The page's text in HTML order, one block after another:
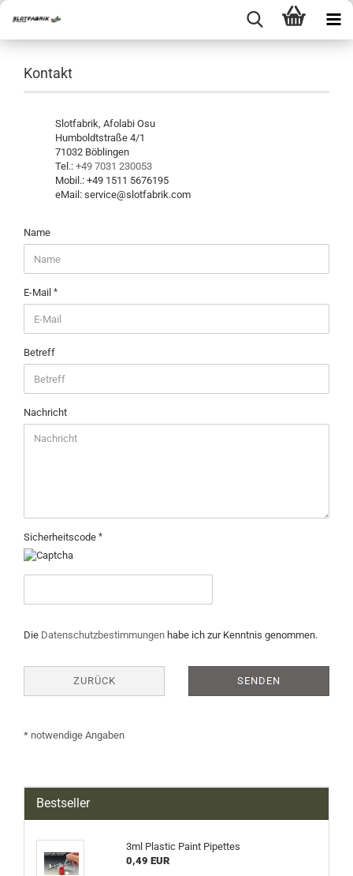
Kontakt
Slotfabrik, Afolabi Osu
Humboldtstraße 4/1
71032 Böblingen
Tel.: +49 7031 230053
Mobil.: +49 1511 5676195
eMail: service@slotfabrik.com
KONTAKT
Name
E-Mail
Betreff
Nachricht
Sicherheitscode
DATENSCHUTZBESTIMMUNGEN
Die Datenschutzbestimmungen habe ich zur Kenntnis genommen.
ZURÜCK SENDEN
* notwendige Angaben
Bestseller
3ml Plastic Paint Pipettes
0,49 EUR